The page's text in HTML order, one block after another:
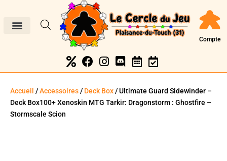
Compte
Accueil /Accessoires/ Deck Box/ Ultimate Guard Sidewinder –
Deck Box100+ Xenoskin MTG Tarkir: Dragonstorm : Ghostfire –
Stormscale Scion